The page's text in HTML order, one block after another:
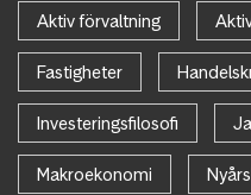
Aktiv förvaltning
Fastigheter
Investeringsfilosofi
Makroekonomi